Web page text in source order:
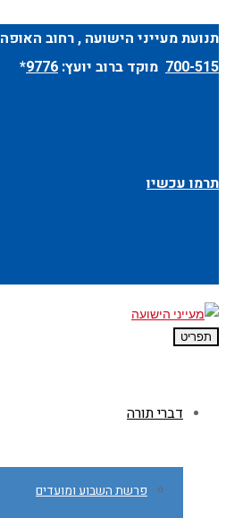
תנועת מעייני הישועה ,רחוב האופה 4
700-515 מוקד ברוב יועץ: 9776
*
תרמו עכשיו
תפריט
דברי תורה
פרשת השבוע ומועדים